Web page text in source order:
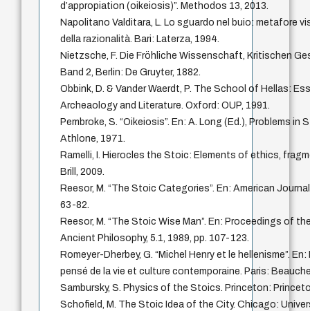
d’appropiation (oikeiosis)”. Methodos 13, 2013.
Napolitano Valditara, L. Lo sguardo nel buio: metafore
della razionalità. Bari: Laterza, 1994.
Nietzsche, F. Die Fröhliche Wissenschaft, Kritischen
Band 2, Berlin: De Gruyter, 1882.
Obbink, D. & Vander Waerdt, P. The School of Hellas:
Archeaology and Literature. Oxford: OUP, 1991.
Pembroke, S. “Oikeiosis”. En: A. Long (Ed.), Problems
Athlone, 1971.
Ramelli, I. Hierocles the Stoic: Elements of ethics,
Brill, 2009.
Reesor, M. “The Stoic Categories”. En: American
63-82.
Reesor, M. “The Stoic Wise Man”. En: Proceedings of
Ancient Philosophy, 5.1, 1989, pp. 107-123.
Romeyer-Dherbey, G. “Michel Henry et le hellenisme”.
pensé de la vie et culture contemporaine. Paris:
Sambursky, S. Physics of the Stoics. Princeton:
Schofield, M. The Stoic Idea of the City. Chicago: